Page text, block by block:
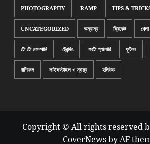
PHOTOGRAPHY RAMP TIPS &
UNCATEGORIZED অন্যান্য ক্রিকেট খেলা
টো টো কোম্পানি ট্রেন্ডিং ফটো গ্যালারি ফুটবল
রাশিফল লাইফস্টাইল ও স্বাস্থ্য হলিউড
Copyright © All rights reserved
CoverNewsby AF